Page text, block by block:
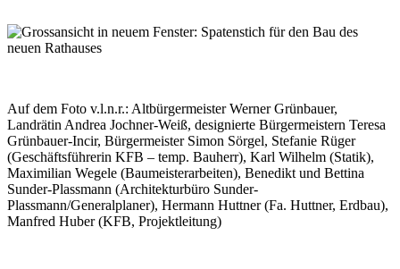
Auf dem Foto v.l.n.r.: Altbürgermeister Werner Grünbauer,
Landrätin Andrea Jochner-Weiß, designierte Bürgermeistern Teresa
Grünbauer-Incir, Bürgermeister Simon Sörgel, Stefanie Rüger
(Geschäftsführerin KFB – temp. Bauherr), Karl Wilhelm (Statik),
Maximilian Wegele (Baumeisterarbeiten), Benedikt und Bettina
Sunder-Plassmann (Architekturbüro Sunder-
Plassmann/Generalplaner), Hermann Huttner (Fa. Huttner, Erdbau),
Manfred Huber (KFB, Projektleitung)